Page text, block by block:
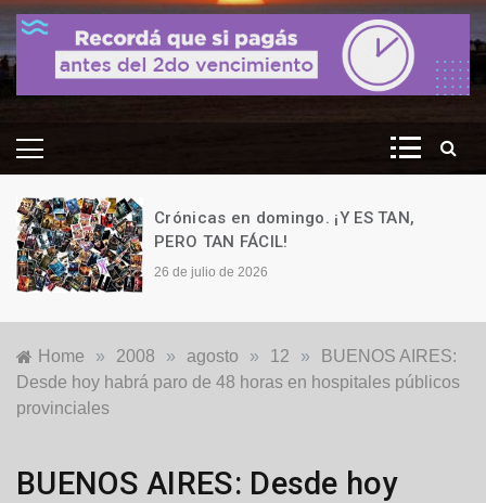
Crónicas en domingo. ¡Y ES TAN,
PERO TAN FÁCIL!
26 de julio de 2026
Home » 2008 » agosto » 12 »
BUENOS AIRES:
Desde hoy habrá paro de 48 horas en hospitales públicos
provinciales
Locales
BUENOS AIRES: Desde hoy